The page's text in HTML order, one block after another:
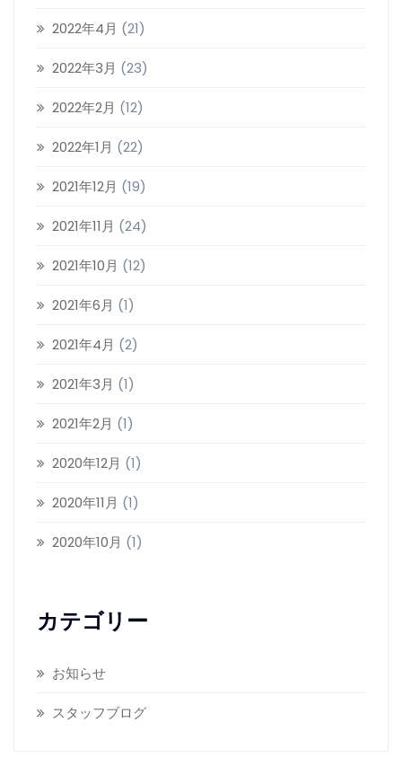
2022年4月 (21)
2022年3月 (23)
2022年2月 (12)
2022年1月 (22)
2021年12月 (19)
2021年11月 (24)
2021年10月 (12)
2021年6月 (1)
2021年4月 (2)
2021年3月 (1)
2021年2月 (1)
2020年12月 (1)
2020年11月 (1)
2020年10月 (1)
カテゴリー
お知らせ
スタッフブログ